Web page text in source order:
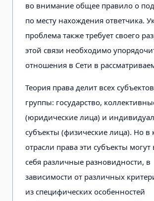
во внимание общее правило о
по месту нахождения ответчика.
проблема также требует своего
этой связи необходимо
отношения в Сети в
Теория права делит всех
группы: государство,
(юридические лица) и
субъекты (физические лица). Но в
отрасли права эти субъекты
себя различные разновидности, в
зависимости от различных
из специфических особенностей